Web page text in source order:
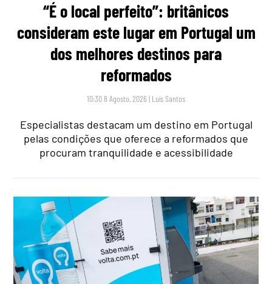
“É o local perfeito”: britânicos
consideram este lugar em Portugal um
dos melhores destinos para
reformados
10:30 8 Agosto, 2026 | Luís Santos
Especialistas destacam um destino em Portugal
pelas condições que oferece a reformados que
procuram tranquilidade e acessibilidade